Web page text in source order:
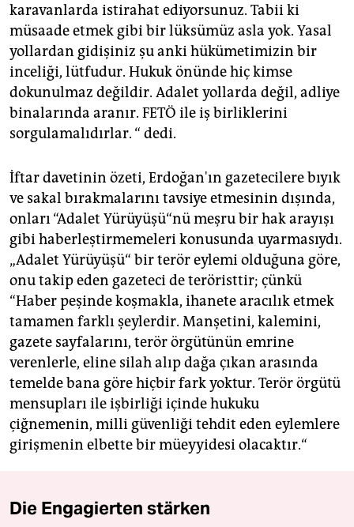
karavanlarda istirahat ediyorsunuz. Tabii ki
müsaade etmek gibi bir lüksümüz asla yok. Yasal
yollardan gidişiniz şu anki hükümetimizin bir
inceliği, lütfudur. Hukuk önünde hiç kimse
dokunulmaz değildir. Adalet yollarda değil, adliye
binalarında aranır. FETÖ ile iş birliklerini
sorgulamalıdırlar. “ dedi.
İftar davetinin özeti, Erdoğan'ın gazetecilere bıyık
ve sakal bırakmalarını tavsiye etmesinin dışında,
onları “Adalet Yürüyüşü“nü meşru bir hak arayışı
gibi haberleştirmemeleri konusunda uyarmasıydı.
„Adalet Yürüyüşü“ bir terör eylemi olduğuna göre,
onu takip eden gazeteci de teröristtir; çünkü
“Haber peşinde koşmakla, ihanete aracılık etmek
tamamen farklı şeylerdir. Manşetini, kalemini,
gazete sayfalarını, terör örgütünün emrine
verenlerle, eline silah alıp dağa çıkan arasında
temelde bana göre hiçbir fark yoktur. Terör örgütü
mensupları ile işbirliği içinde hukuku
çiğnemenin, milli güvenliği tehdit eden eylemlere
girişmenin elbette bir müeyyidesi olacaktır.“
Die Engagierten stärken